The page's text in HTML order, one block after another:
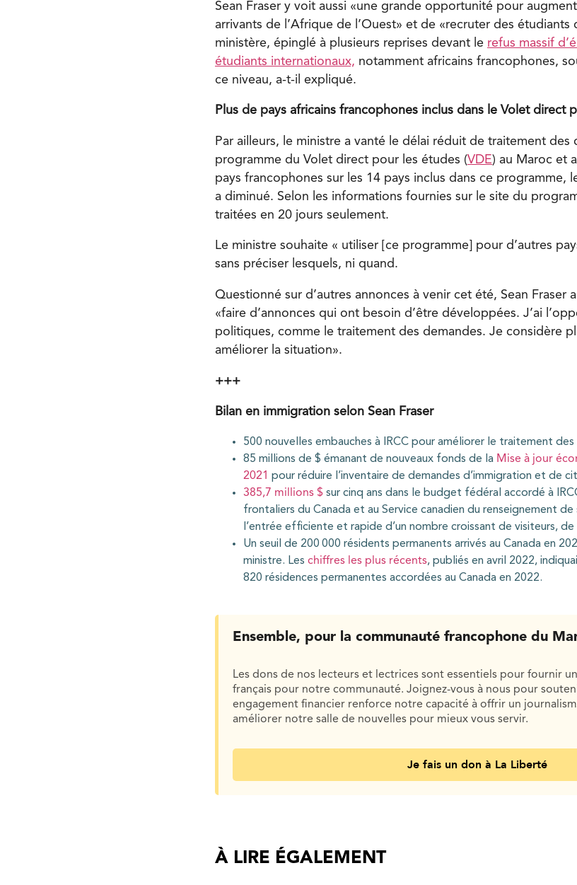
Sean Fraser y voit aussi «une grande opportunité pour
arrivants de l’Afrique de l’Ouest» et de «recruter des étudiants
ministère, épinglé à plusieurs reprises devant le refus massif
étudiants internationaux, notamment africains francophones,
ce niveau, a-t-il expliqué.
Plus de pays africains francophones inclus dans le Volet direct
Par ailleurs, le ministre a vanté le délai réduit de traitement des
programme du Volet direct pour les études (VDE) au Maroc et
pays francophones sur les 14 pays inclus dans ce programme,
a diminué. Selon les informations fournies sur le site du
traitées en 20 jours seulement.
Le ministre souhaite « utiliser [ce programme] pour d’autres
sans préciser lesquels, ni quand.
Questionné sur d’autres annonces à venir cet été, Sean Fraser
«faire d’annonces qui ont besoin d’être développées. J’ai
politiques, comme le traitement des demandes. Je considère
améliorer la situation».
+++
Bilan en immigration selon Sean Fraser
500 nouvelles embauches à IRCC pour améliorer le traitement des
85 millions de $ émanant de nouveaux fonds de la Mise à jour
2021 pour réduire l’inventaire de demandes d’immigration et de
385,7 millions $ sur cinq ans dans le budget fédéral accordé à
frontaliers du Canada et au Service canadien du renseignement
l’entrée efficiente et rapide d’un nombre croissant de visiteurs,
Un seuil de 200 000 résidents permanents arrivés au Canada en
ministre. Les chiffres les plus récents, publiés en avril 2022,
820 résidences permanentes accordées au Canada en 2022.
Ensemble, pour la communauté francophone du
Les dons de nos lecteurs et lectrices sont essentiels pour fournir
français pour notre communauté. Joignez-vous à nous pour
engagement financier renforce notre capacité à offrir un
améliorer notre salle de nouvelles pour mieux vous servir.
Je fais un don à La Liberté
À LIRE ÉGALEMENT